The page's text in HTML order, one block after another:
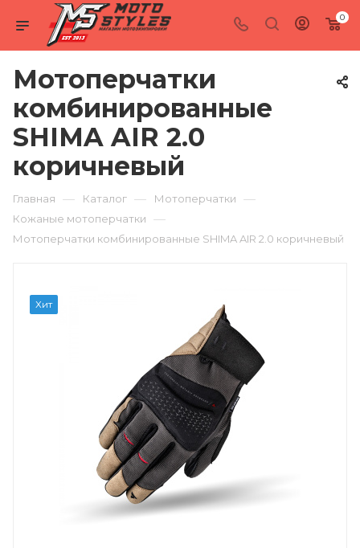
0
Мотоперчатки
комбинированные
SHIMA AIR 2.0
коричневый
Главная — Каталог — Мотоперчатки —
Кожаные мотоперчатки —
Мотоперчатки комбинированные SHIMA AIR 2.0 коричневый
Хит